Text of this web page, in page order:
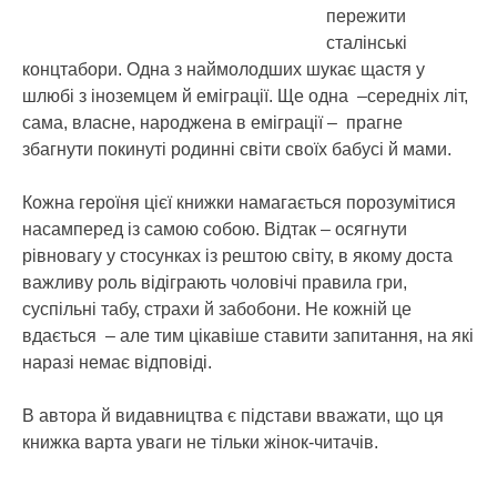
пережити
сталінські
концтабори. Одна з наймолодших шукає щастя у
шлюбі з іноземцем й еміграції. Ще одна –середніх літ,
сама, власне, народжена в еміграції – прагне
збагнути покинуті родинні світи своїх бабусі й мами.
Кожна героїня цієї книжки намагається порозумітися
насамперед із самою собою. Відтак – осягнути
рівновагу у стосунках із рештою світу, в якому доста
важливу роль відіграють чоловічі правила гри,
суспільні табу, страхи й забобони. Не кожній це
вдається – але тим цікавіше ставити запитання, на які
наразі немає відповіді.
В автора й видавництва є підстави вважати, що ця
книжка варта уваги не тільки жінок-читачів.